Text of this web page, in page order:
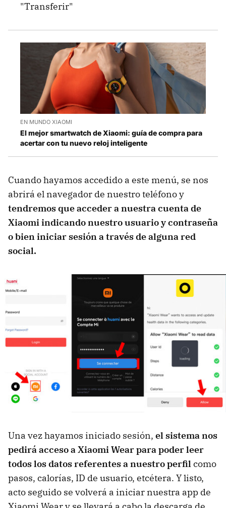
"Transferir"
EN MUNDO XIAOMI
El mejor smartwatch de Xiaomi: guía de compra para
acertar con tu nuevo reloj inteligente
Cuando hayamos accedido a este menú, se nos
abrirá el navegador de nuestro teléfono y
tendremos que acceder a nuestra cuenta de
Xiaomi indicando nuestro usuario y contraseña
o bien iniciar sesión a través de alguna red
social.
Una vez hayamos iniciado sesión, el sistema nos
pedirá acceso a Xiaomi Wear para poder leer
todos los datos referentes a nuestro perfilcomo
pasos, calorías, ID de usuario, etcétera. Y listo,
acto seguido se volverá a iniciar nuestra app de